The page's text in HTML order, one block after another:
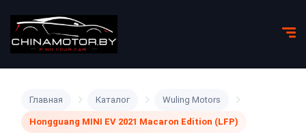
Главная Каталог Wuling Motors
Hongguang MINI EV 2021 Macaron Edition (LFP)